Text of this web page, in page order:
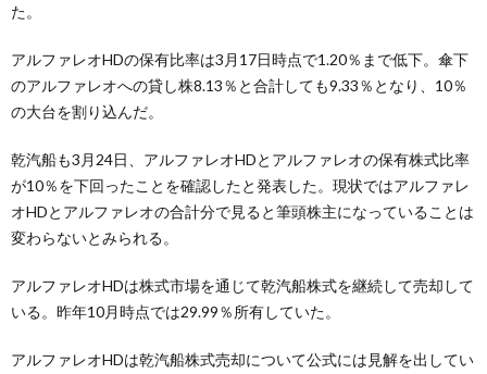
た。
アルファレオHDの保有比率は3月17日時点で1.20％まで低下。傘下
のアルファレオへの貸し株8.13％と合計しても9.33％となり、10％
の大台を割り込んだ。
乾汽船も3月24日、アルファレオHDとアルファレオの保有株式比率
が10％を下回ったことを確認したと発表した。現状ではアルファレ
オHDとアルファレオの合計分で見ると筆頭株主になっていることは
変わらないとみられる。
アルファレオHDは株式市場を通じて乾汽船株式を継続して売却して
いる。昨年10月時点では29.99％所有していた。
アルファレオHDは乾汽船株式売却について公式には見解を出してい